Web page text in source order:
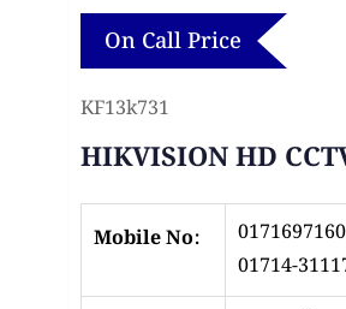
On Call Price
KF13k731
HIKVISION HD
Mobile No:
01714-